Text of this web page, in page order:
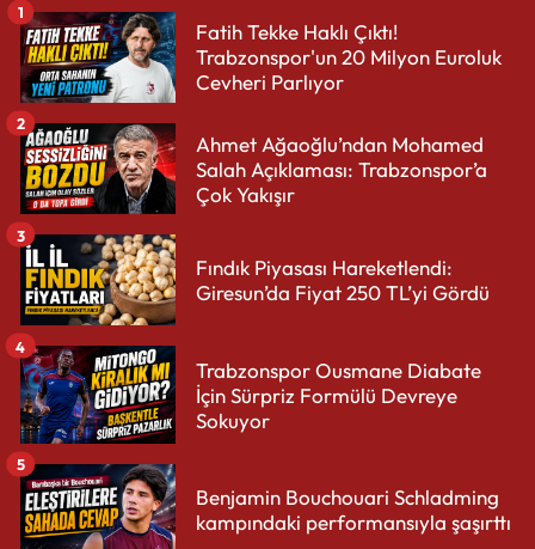
Fatih Tekke Haklı Çıktı!
Trabzonspor'un 20 Milyon Euroluk
Cevheri Parlıyor
1
Ahmet Ağaoğlu’ndan Mohamed
Salah Açıklaması: Trabzonspor’a
Çok Yakışır
2
Fındık Piyasası Hareketlendi:
Giresun’da Fiyat 250 TL’yi Gördü
3
Trabzonspor Ousmane Diabate
İçin Sürpriz Formülü Devreye
Sokuyor
4
Benjamin Bouchouari Schladming
kampındaki performansıyla şaşırttı
5